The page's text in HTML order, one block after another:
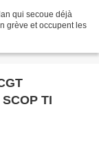
qui secoue déjà
grève et occupent les
TI